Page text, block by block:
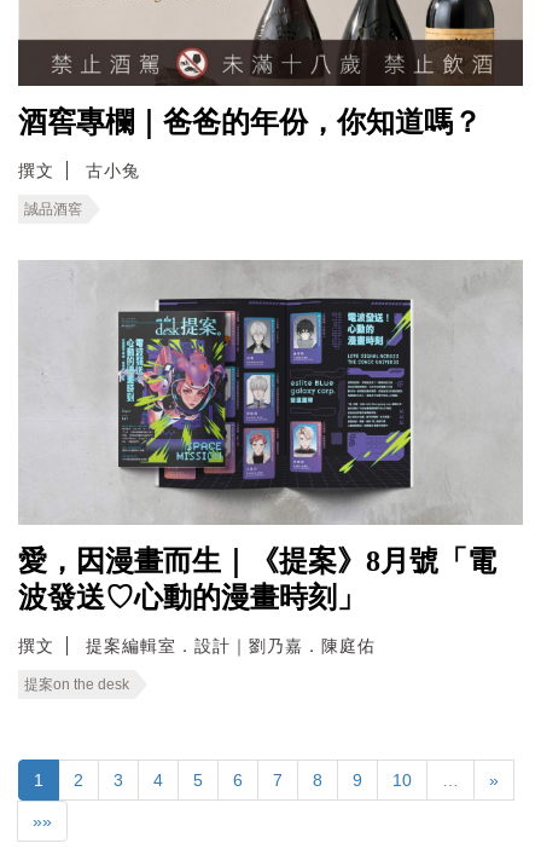
酒窖專欄｜爸爸的年份，你知道嗎？
撰文 古小兔
誠品酒窖
愛，因漫畫而生｜《提案》8月號「電
波發送♡心動的漫畫時刻」
撰文 提案編輯室．設計｜劉乃嘉．陳庭佑
提案on the desk
1 2 3 4 5 6 7 8 9 10 »
»»